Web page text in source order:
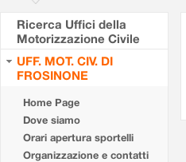
Ricerca Uffici della
Motorizzazione Civile
UFF. MOT. CIV. DI
FROSINONE
Home Page
Dove siamo
Orari apertura sportelli
Organizzazione e contatti